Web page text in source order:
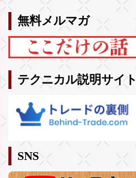
無料メルマガ
テクニカル説明サイト
SNS